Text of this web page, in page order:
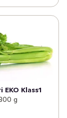
Klass1
g